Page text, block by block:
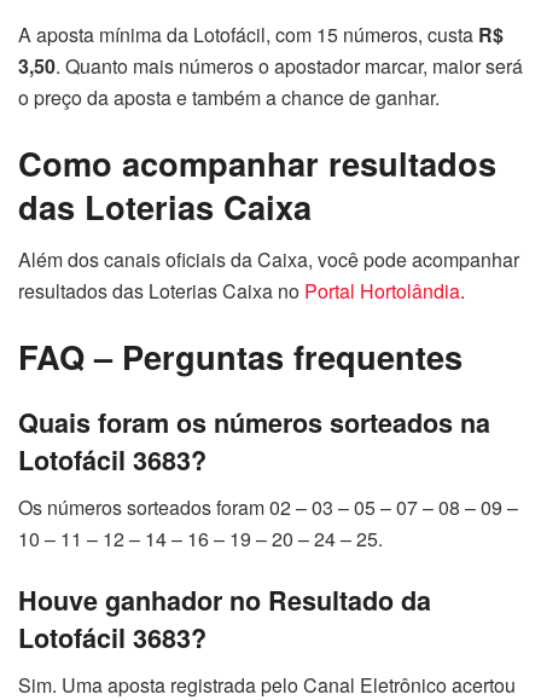
A aposta mínima da Lotofácil, com 15 números, custa R$
3,50. Quanto mais números o apostador marcar, maior será
o preço da aposta e também a chance de ganhar.
Como acompanhar resultados
das Loterias Caixa
Além dos canais oficiais da Caixa, você pode acompanhar
resultados das Loterias Caixa no Portal Hortolândia.
FAQ – Perguntas frequentes
Quais foram os números sorteados na
Lotofácil 3683?
Os números sorteados foram 02 – 03 – 05 – 07 – 08 – 09 –
10 – 11 – 12 – 14 – 16 – 19 – 20 – 24 – 25.
Houve ganhador no Resultado da
Lotofácil 3683?
Sim. Uma aposta registrada pelo Canal Eletrônico acertou